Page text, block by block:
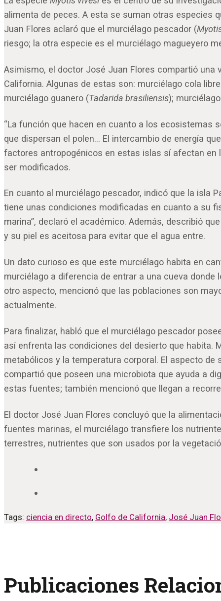
alimenta de peces. A esta se suman otras especies
Juan Flores aclaró que el murciélago pescador (
riesgo; la otra especie es el murciélago magueyero
Asimismo, el doctor José Juan Flores compartió
California. Algunas de estas son: murciélago cola
murciélago guanero (Tadarida brasiliensis);
“La función que hacen en cuanto a los ecosistemas
que dispersan el polen… El intercambio de energía
factores antropogénicos en estas islas sí afectan en
ser modificados.
En cuanto al murciélago pescador, indicó que la isla
tiene unas condiciones modificadas en cuanto a su
marina”, declaró el académico. Además, describió
y su piel es aceitosa para evitar que el agua entre.
Un dato curioso es que este murciélago habita en
murciélago a diferencia de entrar a una cueva
otro aspecto, mencionó que las poblaciones son
actualmente.
Para finalizar, habló que el murciélago pescador
así enfrenta las condiciones del desierto que habita.
metabólicos y la temperatura corporal. El aspecto
compartió que poseen una microbiota que ayuda a
estas fuentes; también mencionó que llegan a
El doctor José Juan Flores concluyó que la
fuentes marinas, el murciélago transfiere los
terrestres, nutrientes que son usados por la
Tags: ciencia en directo, Golfo de California, José Juan
Publicaciones